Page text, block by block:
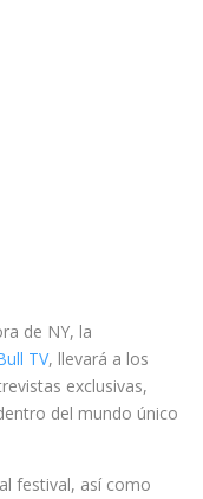
de NY, la
TV, llevará a los
exclusivas,
del mundo único
festival, así como